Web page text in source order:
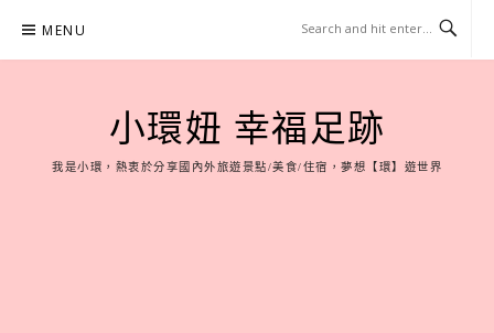
content
MENU
小環妞 幸福足跡
我是小環，熱衷於分享國內外旅遊景點/美食/住宿，夢想【環】遊世界